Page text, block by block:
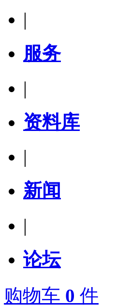
|
服务
|
资料库
|
新闻
|
论坛
购物车 0 件